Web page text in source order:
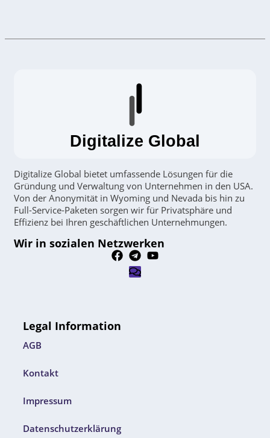
Digitalize Global
Digitalize Global bietet umfassende Lösungen für die
Gründung und Verwaltung von Unternehmen in den USA.
Von der Anonymität in Wyoming und Nevada bis hin zu
Full-Service-Paketen sorgen wir für Privatsphäre und
Effizienz bei Ihren geschäftlichen Unternehmungen.
Wir in sozialen Netzwerken
Legal Information
AGB
Kontakt
Impressum
Datenschutzerklärung